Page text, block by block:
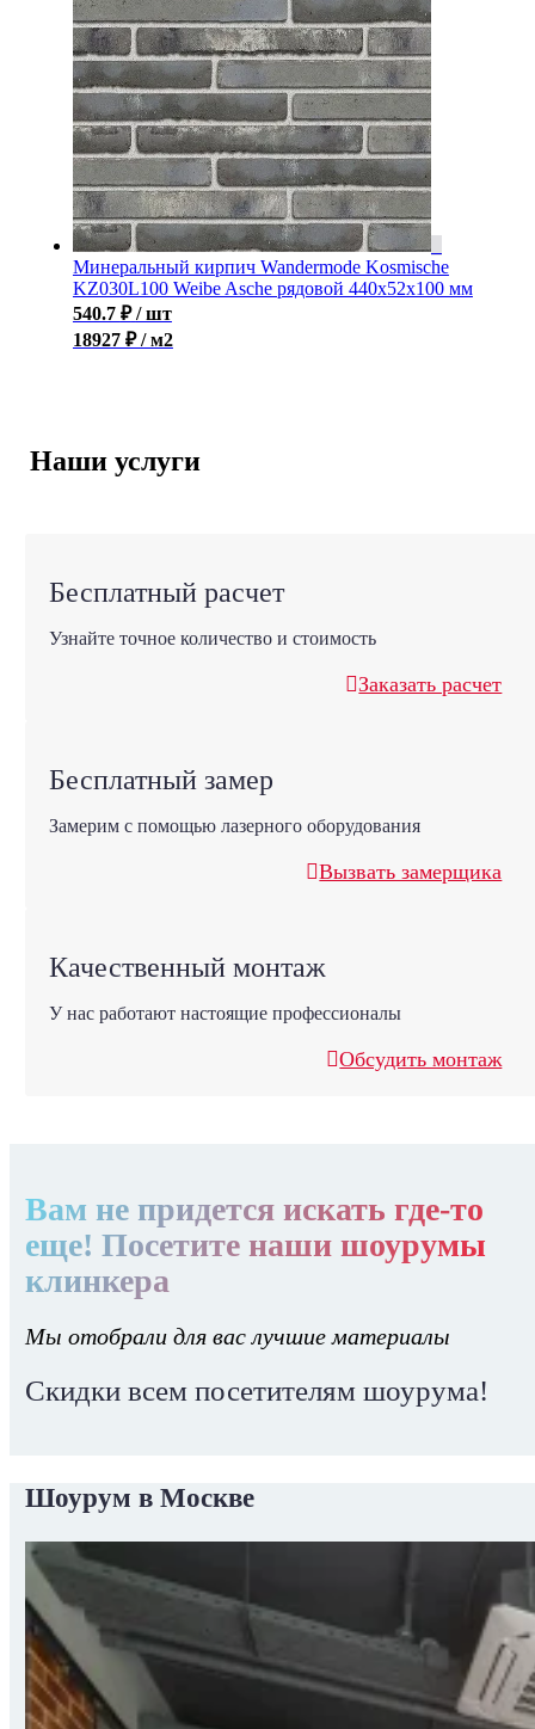
Минеральный кирпич Wandermode Kosmische
KZ030L100 Weibe Asche рядовой 440x52x100 мм
540.7 ₽ / шт
18927 ₽ / м2
Наши услуги
Бесплатный расчет
Узнайте точное количество и стоимость
Заказать расчет
Бесплатный замер
Замерим с помощью лазерного оборудования
Вызвать замерщика
Качественный монтаж
У нас работают настоящие профессионалы
Обсудить монтаж
Вам не придется искать где-то
еще! Посетите наши шоурумы
клинкера
Мы отобрали для вас лучшие материалы
Скидки всем посетителям шоурума!
Шоурум в Москве